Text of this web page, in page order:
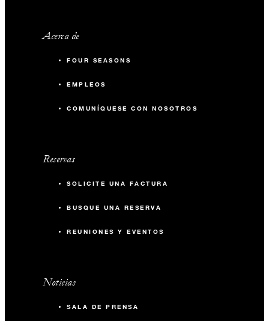
Acerca de
FOUR SEASONS
EMPLEOS
COMUNÍQUESE CON NOSOTROS
Reservas
SOLICITE UNA FACTURA
BUSQUE UNA RESERVA
REUNIONES Y EVENTOS
Noticias
SALA DE PRENSA